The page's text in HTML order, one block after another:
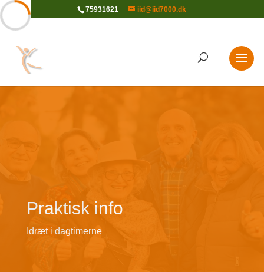
75931621 iid@iid7000.dk
Praktisk info
Idræt i dagtimerne